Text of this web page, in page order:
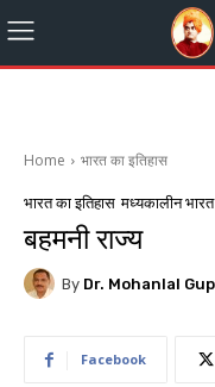
Home भारत का इतिहास
भारत का इतिहास मध्यकालीन भारत
बहमनी राज्य
By Dr. Mohanlal
Facebook